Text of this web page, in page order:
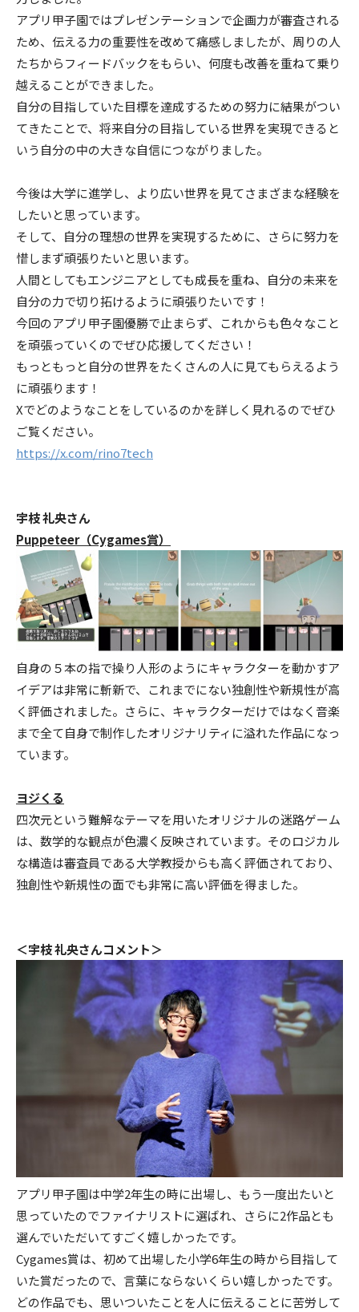
アプリ甲子園ではプレゼンテーションで企画力が審査される
ため、伝える力の重要性を改めて痛感しましたが、周りの人
たちからフィードバックをもらい、何度も改善を重ねて乗り
越えることができました。
自分の目指していた目標を達成するための努力に結果がつい
てきたことで、将来自分の目指している世界を実現できると
いう自分の中の大きな自信につながりました。
今後は大学に進学し、より広い世界を見てさまざまな経験を
したいと思っています。
そして、自分の理想の世界を実現するために、さらに努力を
惜しまず頑張りたいと思います。
人間としてもエンジニアとしても成長を重ね、自分の未来を
自分の力で切り拓けるように頑張りたいです！
今回のアプリ甲子園優勝で止まらず、これからも色々なこと
を頑張っていくのでぜひ応援してください！
もっともっと自分の世界をたくさんの人に見てもらえるよう
に頑張ります！
Xでどのようなことをしているのかを詳しく見れるのでぜひ
ご覧ください。
https://x.com/rino7tech
宇枝 礼央さん
Puppeteer（Cygames賞）
自身の５本の指で操り人形のようにキャラクターを動かすア
イデアは非常に斬新で、これまでにない独創性や新規性が高
く評価されました。さらに、キャラクターだけではなく音楽
まで全て自身で制作したオリジナリティに溢れた作品になっ
ています。
ヨジくる
四次元という難解なテーマを用いたオリジナルの迷路ゲーム
は、数学的な観点が色濃く反映されています。そのロジカル
な構造は審査員である大学教授からも高く評価されており、
独創性や新規性の面でも非常に高い評価を得ました。
＜宇枝 礼央さんコメント＞
アプリ甲子園は中学2年生の時に出場し、もう一度出たいと
思っていたのでファイナリストに選ばれ、さらに2作品とも
選んでいただいてすごく嬉しかったです。
Cygames賞は、初めて出場した小学6年生の時から目指して
いた賞だったので、言葉にならないくらい嬉しかったです。
どの作品でも、思いついたことを人に伝えることに苦労して